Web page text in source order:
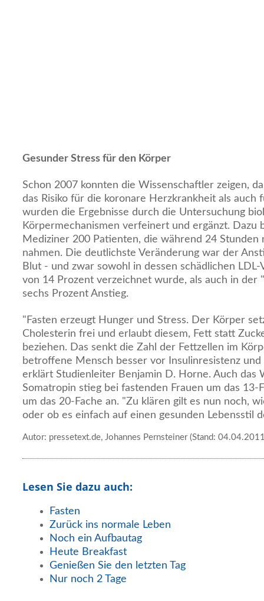
Gesunder Stress für den Körper
Schon 2007 konnten die Wissenschaftler zeigen,
das Risiko für die koronare Herzkrankheit als auch
wurden die Ergebnisse durch die Untersuchung
Körpermechanismen verfeinert und ergänzt. Dazu
Mediziner 200 Patienten, die während 24 Stunden
nahmen. Die deutlichste Veränderung war der
Blut - und zwar sowohl in dessen schädlichen
von 14 Prozent verzeichnet wurde, als auch in der
sechs Prozent Anstieg.
"Fasten erzeugt Hunger und Stress. Der Körper
Cholesterin frei und erlaubt diesem, Fett statt
beziehen. Das senkt die Zahl der Fettzellen im
betroffene Mensch besser vor Insulinresistenz und
erklärt Studienleiter Benjamin D. Horne. Auch das
Somatropin stieg bei fastenden Frauen um das 13-
um das 20-Fache an. "Zu klären gilt es nun noch,
oder ob es einfach auf einen gesunden Lebensstil
Autor: pressetext.de, Johannes Pernsteiner (Stand:
Lesen Sie dazu auch:
Fasten
Zurück ins normale Leben
Noch ein Aufbautag
Heute Breakfast
Genießen Sie den letzten Tag
Nur noch 2 Tage